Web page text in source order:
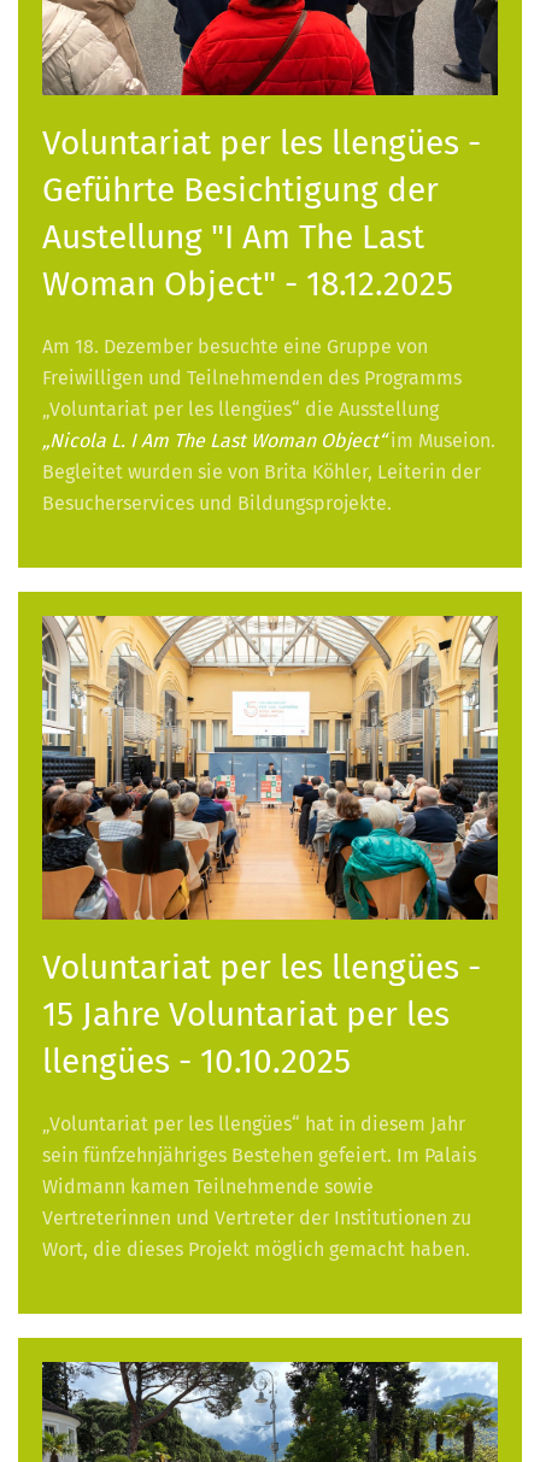
Voluntariat per les llengües -
Geführte Besichtigung der
Austellung "I Am The Last
Woman Object" - 18.12.2025
Am 18. Dezember besuchte eine Gruppe von
Freiwilligen und Teilnehmenden des Programms
„Voluntariat per les llengües“ die Ausstellung
„Nicola L. I Am The Last Woman Object“im Museion.
Begleitet wurden sie von Brita Köhler, Leiterin der
Besucherservices und Bildungsprojekte.
Voluntariat per les llengües -
15 Jahre Voluntariat per les
llengües - 10.10.2025
„Voluntariat per les llengües“ hat in diesem Jahr
sein fünfzehnjähriges Bestehen gefeiert. Im Palais
Widmann kamen Teilnehmende sowie
Vertreterinnen und Vertreter der Institutionen zu
Wort, die dieses Projekt möglich gemacht haben.